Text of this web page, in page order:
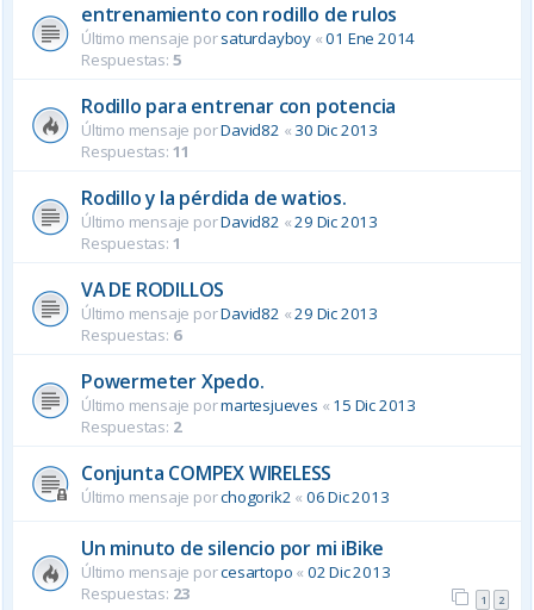
entrenamiento con rodillo de rulos
Último mensaje porsaturdayboy «01 Ene 2014
Respuestas: 5
Rodillo para entrenar con potencia
Último mensaje porDavid82 « 30 Dic 2013
Respuestas: 11
Rodillo y la pérdida de watios.
Último mensaje porDavid82 «29 Dic 2013
Respuestas: 1
VA DE RODILLOS
Último mensaje porDavid82 «29 Dic 2013
Respuestas: 6
Powermeter Xpedo.
Último mensaje pormartesjueves « 15 Dic 2013
Respuestas: 2
Conjunta COMPEX WIRELESS
Último mensaje porchogorik2 « 06 Dic 2013
Un minuto de silencio por mi iBike
Último mensaje porcesartopo « 02 Dic 2013
Respuestas: 23 1 2